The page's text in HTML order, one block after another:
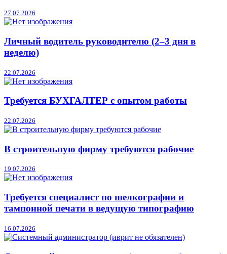
27.07.2026
Личный водитель руководителю (2–3 дня в
неделю)
22.07.2026
Требуется БУХГАЛТЕР с опытом работы
22.07.2026
В строительную фирму требуются рабочие
19.07.2026
Требуется специалист по шелкографии и
тампонной печати в ведущую типографию
16.07.2026